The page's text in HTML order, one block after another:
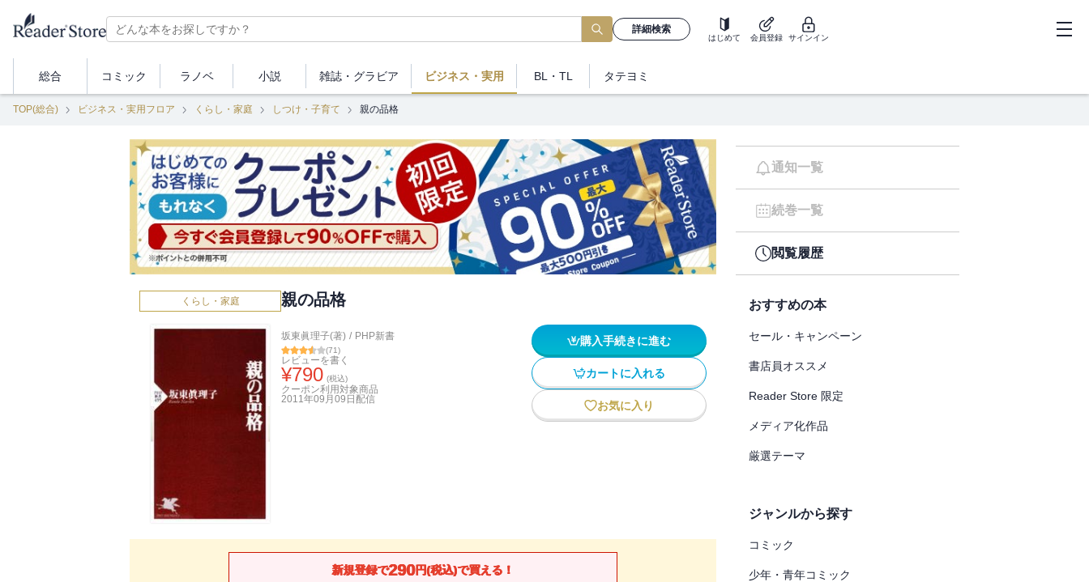
詳細検索
はじめて 会員登録 サインイン
総合 コミック ラノベ 小説 雑誌・ グラビア ビジネス ・実用 BL・TL タテヨミ
TOP(総合) ビジネス・実用フロア くらし・家庭 しつけ・子育て 親の品格
くらし・家庭 親の品格
坂東眞理子(著) / PHP新書
(71)
レビューを書く
¥790 (税込)
クーポン利用対象商品
2011年09月09日 配信
購入手続きに進む
カートに入れる
お気に入り
新規登録で290円(税込)で買える！
通知一覧
続巻一覧
閲覧履歴
おすすめの本
セール・キャンペーン
書店員オススメ
Reader Store 限定
メディア化作品
厳選テーマ
ジャンルから探す
コミック
少年・青年コミック